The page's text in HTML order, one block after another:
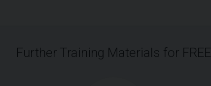
Further Training Materials for FREE